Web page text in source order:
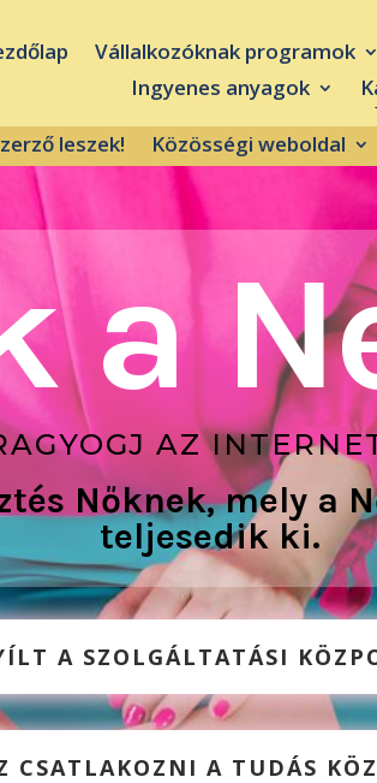
Vállalkozóknak programok
Ingyenes anyagok
leszek! Közösségi weboldal
a
AZ
Nőknek, mely a
teljesedik ki.
A SZOLGÁLTATÁSI
CSATLAKOZNI A TUDÁS